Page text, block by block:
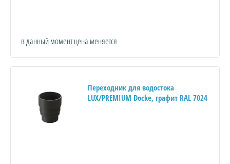
в данный момент цена меняется
Переходник для водостока
LUX/PREMIUM Docke, графит RAL 7024